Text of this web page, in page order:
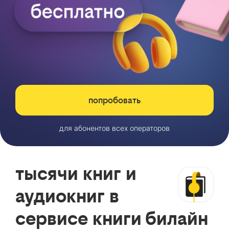
попробовать
для абонентов всех операторов
тысячи книг и
аудиокниг в
сервисе книги билайн